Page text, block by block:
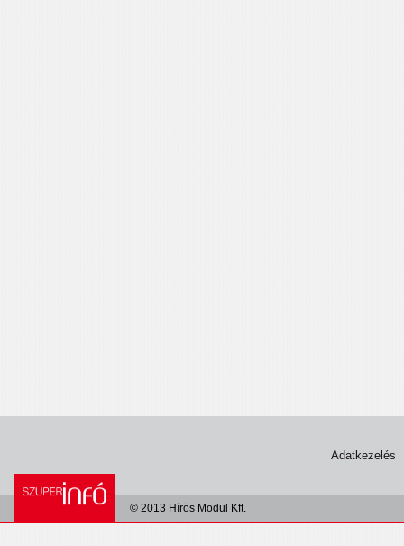
Adatkezelés
© 2013 Hírös Modul Kft.